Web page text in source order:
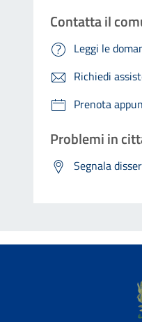
Contatta il
Leggi le
Richiedi
Prenota
Problemi in
Segnala